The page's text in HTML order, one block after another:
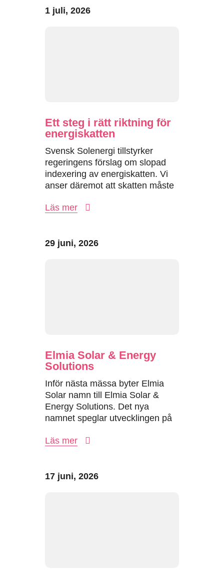
1 juli, 2026
Ett steg i rätt riktning för
energiskatten
Svensk Solenergi tillstyrker
regeringens förslag om slopad
indexering av energiskatten. Vi
anser däremot att skatten måste
Läs mer
29 juni, 2026
Elmia Solar & Energy
Solutions
Inför nästa mässa byter Elmia
Solar namn till Elmia Solar &
Energy Solutions. Det nya
namnet speglar utvecklingen på
Läs mer
17 juni, 2026